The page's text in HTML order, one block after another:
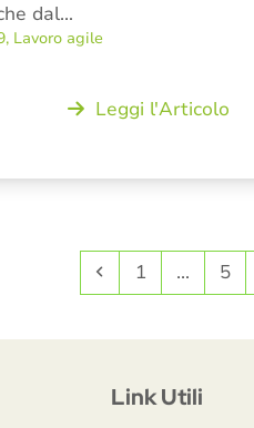
dal…
, Lavoro agile
Leggi l'Articolo
Precedente
Pagina
1 … 5
Link Utili